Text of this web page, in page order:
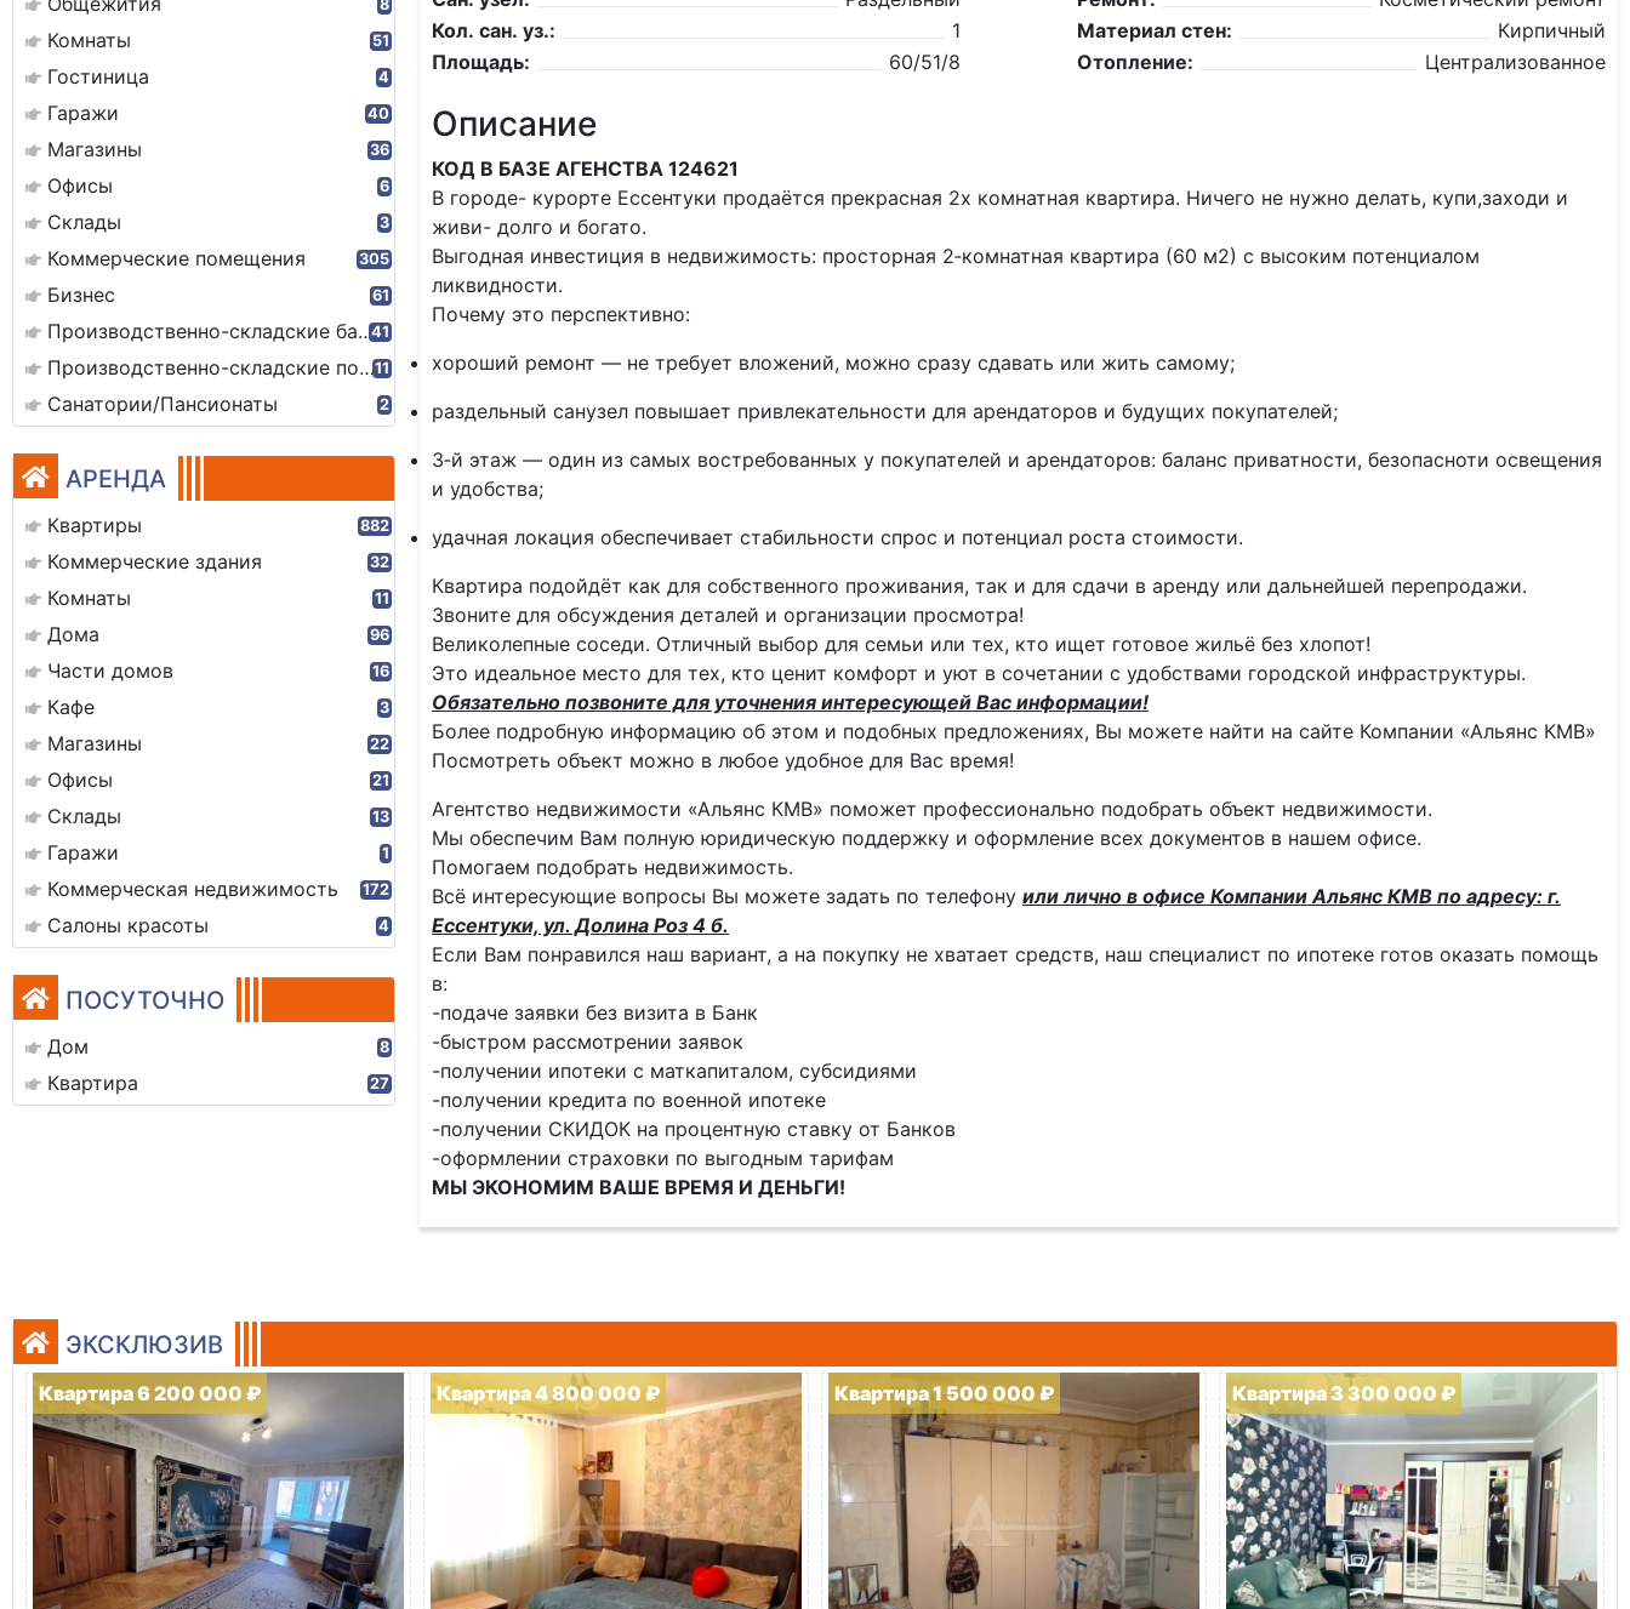
8
Комнаты 51
Гостиница 4
Гаражи 40
Магазины 36
Офисы 6
Склады 3
Коммерческие помещения 305
Бизнес 61
Производственно-складские базы41
Производственно-складские помещения11
Санатории/Пансионаты 2
АРЕНДА
Квартиры 882
Коммерческие здания 32
Комнаты 11
Дома 96
Части домов 16
Кафе 3
Магазины 22
Офисы 21
Склады 13
Гаражи 1
Коммерческая недвижимость 172
Салоны красоты 4
ПОСУТОЧНО
Дом 8
Квартира 27
Кол. сан. уз.:
1
Площадь:
60/51/8
Материал стен:
Кирпичный
Отопление:
Централизованное
Описание
КОД В БАЗЕ АГЕНСТВА 124621
В городе- курорте Ессентуки продаётся прекрасная 2х комнатная квартира. Ничего не нужно делать, купи,заходи и
живи- долго и богато.
Выгодная инвестиция в недвижимость: просторная 2‑комнатная квартира (60 м2) с высоким потенциалом
ликвидности.
Почему это перспективно:
хороший ремонт — не требует вложений, можно сразу сдавать или жить самому;
раздельный санузел повышает привлекательности для арендаторов и будущих покупателей;
3‑й этаж — один из самых востребованных у покупателей и арендаторов: баланс приватности, безопасноти освещения
и удобства;
удачная локация обеспечивает стабильности спрос и потенциал роста стоимости.
Квартира подойдёт как для собственного проживания, так и для сдачи в аренду или дальнейшей перепродажи.
Звоните для обсуждения деталей и организации просмотра!
Великолепные соседи. Отличный выбор для семьи или тех, кто ищет готовое жильё без хлопот!
Это идеальное место для тех, кто ценит комфорт и уют в сочетании с удобствами городской инфраструктуры.
Обязательно позвоните для уточнения интересующей Вас информации!
Более подробную информацию об этом и подобных предложениях, Вы можете найти на сайте Компании «Альянс КМВ»
Посмотреть объект можно в любое удобное для Вас время!
Агентство недвижимости «Альянс КМВ» поможет профессионально подобрать объект недвижимости.
Мы обеспечим Вам полную юридическую поддержку и оформление всех документов в нашем офисе.
Помогаем подобрать недвижимость.
Всё интересующие вопросы Вы можете задать по телефону или лично в офисе Компании Альянс КМВ по адресу: г.
Ессентуки, ул. Долина Роз 4 б.
Если Вам понравился наш вариант, а на покупку не хватает средств, наш специалист по ипотеке готов оказать помощь
в:
-подаче заявки без визита в Банк
-быстром рассмотрении заявок
-получении ипотеки с маткапиталом, субсидиями
-получении кредита по военной ипотеке
-получении СКИДОК на процентную ставку от Банков
-оформлении страховки по выгодным тарифам
МЫ ЭКОНОМИМ ВАШЕ ВРЕМЯ И ДЕНЬГИ!
ЭКСКЛЮЗИВ
Квартира 6 200 000 ₽ Квартира 4 800 000 ₽ Квартира 1 500 000 ₽ Квартира 3 300 000 ₽